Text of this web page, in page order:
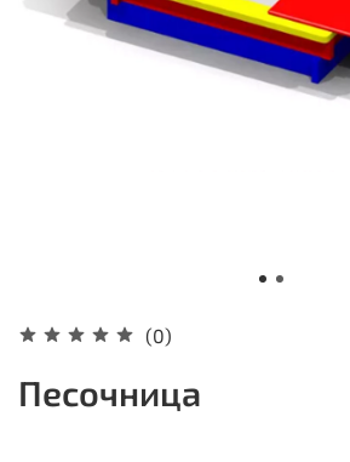
(0)
Песочница